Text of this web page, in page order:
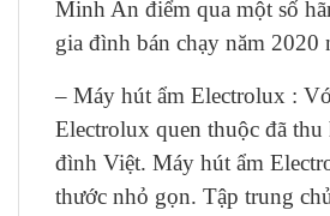
Minh An điểm qua một số
gia đình bán chạy năm 2020
– Máy hút ẩm Electrolux :
Electrolux quen thuộc đã thu
đình Việt. Máy hút ẩm
thước nhỏ gọn. Tập trung